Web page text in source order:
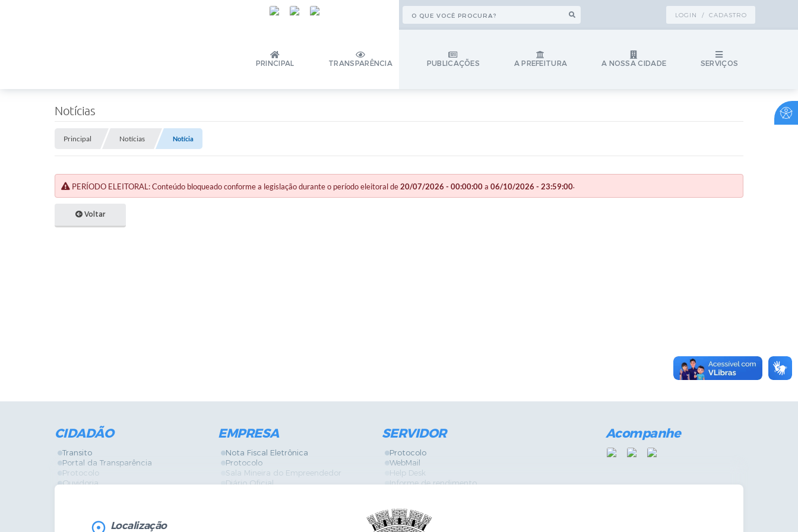
LOGIN / CADASTRO
PRINCIPAL TRANSPARÊNCIA PUBLICAÇÕES A PREFEITURA A NOSSA CIDADE SERVIÇOS
Notícias
Principal Notícias Notícia
PERÍODO ELEITORAL: Conteúdo bloqueado conforme a legislação durante o período eleitoral de20/07/2026 - 00:00:00a 06/10/2026 - 23:59:00.
Voltar
CIDADÃO
Transito
Portal da Transparência
Protocolo
Ouvidoria
Legislação
EMPRESA
Nota Fiscal Eletrônica
Protocolo
Sala Mineira do Empreendedor
Diário Oficial
SERVIDOR
Protocolo
WebMail
Help Desk
Informe de rendimento
GPI
Diário Oficial
Acompanhe
Localização